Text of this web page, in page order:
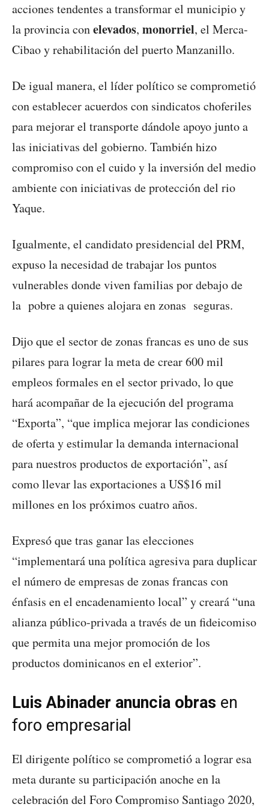
acciones tendentes a transformar el municipio y
la provincia conelevados, monorriel, el Merca-
Cibao y rehabilitación del puerto Manzanillo.
De igual manera, el líder político se comprometió
con establecer acuerdos con sindicatos choferiles
para mejorar el transporte dándole apoyo junto a
las iniciativas del gobierno. También hizo
compromiso con el cuido y la inversión del medio
ambiente con iniciativas de protección del rio
Yaque.
Igualmente, el candidato presidencial del PRM,
expuso la necesidad de trabajar los puntos
vulnerables donde viven familias por debajo de
la pobre a quienes alojara en zonas seguras.
Dijo que el sector de zonas francas es uno de sus
pilares para lograr la meta de crear 600 mil
empleos formales en el sector privado, lo que
hará acompañar de la ejecución del programa
“Exporta”, “que implica mejorar las condiciones
de oferta y estimular la demanda internacional
para nuestros productos de exportación”, así
como llevar las exportaciones a US$16 mil
millones en los próximos cuatro años.
Expresó que tras ganar las elecciones
“implementará una política agresiva para duplicar
el número de empresas de zonas francas con
énfasis en el encadenamiento local” y creará “una
alianza público-privada a través de un fideicomiso
que permita una mejor promoción de los
productos dominicanos en el exterior”.
Luis Abinader anuncia obras en
foro empresarial
El dirigente político se comprometió a lograr esa
meta durante su participación anoche en la
celebración del Foro Compromiso Santiago 2020,